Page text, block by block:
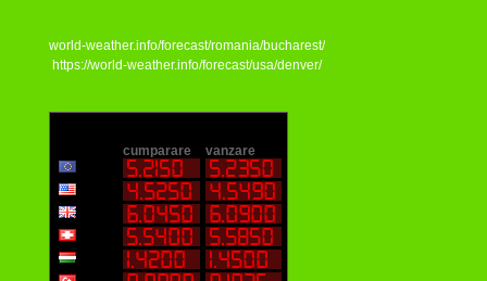
world-weather.info/forecast/romania/bucharest/
https://world-weather.info/forecast/usa/denver/